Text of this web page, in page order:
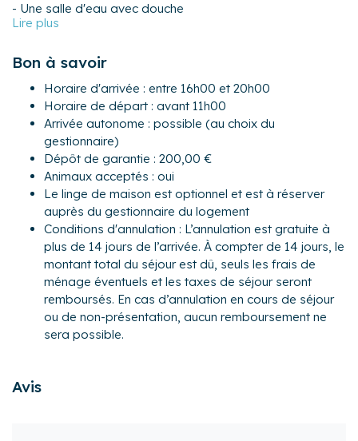
- Une salle d'eau avec douche
- Un WC séparé
A l'étage du logement :
Extérieur :
- Une terrasse de 30 m² avec mobilier pour profiter des
beaux jours
- Un jardin clos, exposé plein sud avec salon de jardin,
barbecue et potager
La maison est idéalement située à Baguer-Morvan, dans
un environnement très agréable. Vous pourrez bénéficier à
proximité de tous les commerces essentiels mais aussi de
boutiques, restaurants, bars, marché...
Activités :
- Proche de la mer (Saint Malo, Cancale...)
- Visite du Mont St Michel, Rennes, Dinan...
garer directement dans le parking privé de la maison.
Bon à savoir
Horaire d'arrivée : entre 16h00 et 20h00
Horaire de départ : avant 11h00
Arrivée autonome : possible (au choix du
gestionnaire)
Dépôt de garantie : 200,00 €
Animaux acceptés : oui
Le linge de maison est optionnel et est à réserver
auprès du gestionnaire du logement
Conditions d'annulation : L’annulation est gratuite à
plus de 14 jours de l’arrivée. À compter de 14 jours, le
montant total du séjour est dû, seuls les frais de
ménage éventuels et les taxes de séjour seront
remboursés. En cas d’annulation en cours de séjour
ou de non-présentation, aucun remboursement ne
sera possible.
Avis